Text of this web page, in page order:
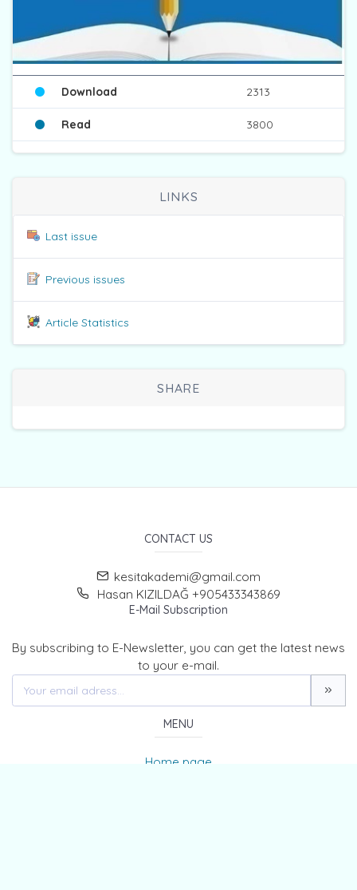
Download 2313
Read 3800
LINKS
Last issue
Previous issues
Article Statistics
SHARE
CONTACT US
kesitakademi@gmail.com
Hasan KIZILDAĞ +905433343869
E-Mail Subscription
By subscribing to E-Newsletter, you can get the latest news
to your e-mail.
MENU
Home page